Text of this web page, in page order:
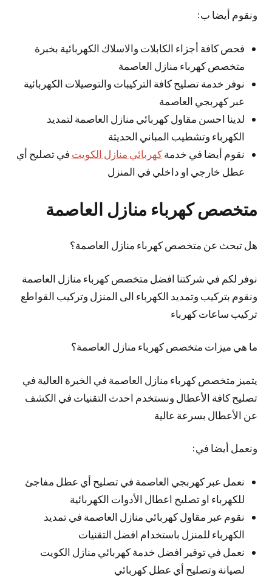
ونقوم أيضا ب:
فحص كافة أجزاء الكابلات والاسلاك الكهربائية بخبرة
متخصص كهرباء منازل العاصمة
نوفر خدمة تصليح كافة التركيبات والتوصيلات الكهربائية
عبر كهربجي العاصمة
لدينا احسن مقاول كهربائي منازل العاصمة لتمديد
الكهرباء وتشطيب المباني الحديثة
نقوم أيضا في خدمةكهربائي منازل الكويت في تصليح أي
عطل خارجي او داخلي في المنزل
متخصص كهرباء منازل العاصمة
هل تبحث عن متخصص كهرباء منازل العاصمة؟
نوفر لكم في شركتنا افضل متخصص كهرباء منازل العاصمة
ونقوم بتركيب وتمديد الكهرباء الى المنزل وتركيب القواطع
تركيب ساعات كهرباء
ما هي ميزات متخصص كهرباء منازل العاصمة؟
يتميز متخصص كهرباء منازل العاصمة في الخبرة العالية في
تصليح كافة الأعطال ونستخدم احدث التقنيات في الكشف
عن الأعطال بسرعة عالية
ونعمل أيضا في:
نعمل عبر كهربجي العاصمة في تصليح أي عطل مفاجئ
للكهرباء او تصليح اعطال الأدوات الكهربائية
نقوم عبر مقاول كهربائي منازل العاصمة في تمديد
الكهرباء للمنزل باستخدام افضل التقنيات
نعمل في توفير افضل خدمة كهربائي منازل الكويت
لصيانة وتصليح أي عطل كهربائي